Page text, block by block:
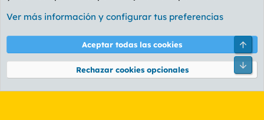
Cookies
PL OLDSTYLE AMARILLO
Términos y reglas Política de privacidad Ayuda
Community platform by XenForo® © 2010-2026 XenForo Ltd.
Ver más información y configurar tus preferencias
Aceptar todas las cookies
Rechazar cookies opcionales
Pie